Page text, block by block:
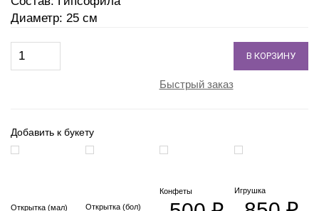
Диаметр: 25 см
В КОРЗИНУ
Быстрый заказ
Добавить к букету
Открытка (мал) Открытка (бол)
Конфеты Игрушка